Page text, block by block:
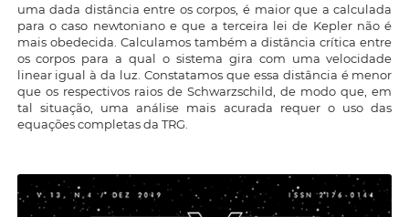
uma dada distância entre os corpos, é maior que a calculada
para o caso newtoniano e que a terceira lei de Kepler não é
mais obedecida. Calculamos também a distância crítica entre
os corpos para a qual o sistema gira com uma velocidade
linear igual à da luz. Constatamos que essa distância é menor
que os respectivos raios de Schwarzschild, de modo que, em
tal situação, uma análise mais acurada requer o uso das
equações completas da TRG.